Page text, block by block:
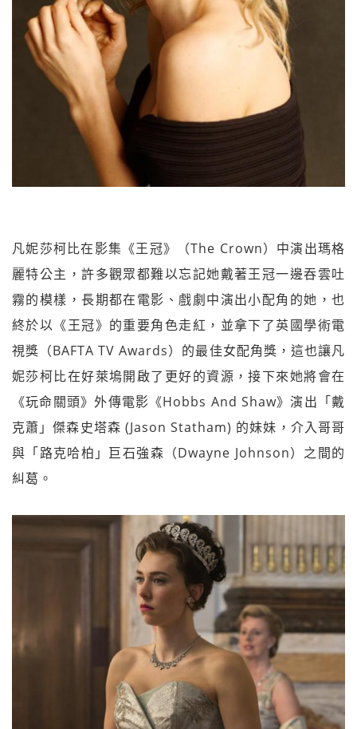
凡妮莎柯比在影集《王冠》（The Crown）中演出瑪格
麗特公主，許多觀眾都難以忘記她戴著王冠一邊吞雲吐
霧的模樣，長期都在電影、戲劇中演出小配角的她，也
終於以《王冠》的重要角色走紅，並拿下了英國學術電
視獎（BAFTA TV Awards）的最佳女配角獎，這也讓凡
妮莎柯比在好萊塢開啟了更好的資源，接下來她將會在
《玩命關頭》外傳電影《Hobbs And Shaw》演出「戴
克蕭」傑森史塔森 (Jason Statham) 的妹妹，介入哥哥
與「路克哈柏」巨石強森（Dwayne Johnson）之間的
糾葛。